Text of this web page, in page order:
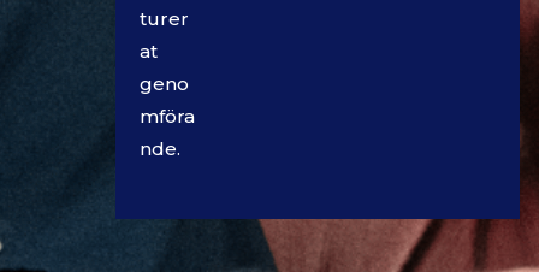
turer
at
geno
mföra
nde.